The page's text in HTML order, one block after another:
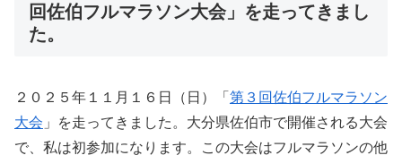
回佐伯フルマラソン大会」を走ってきまし
た。
２０２５年１１月１６日（日）「 第３回佐伯フルマラソン
大会 」を走ってきました。大分県佐伯市で開催される大会
で、私は初参加になります。この大会はフルマラソンの他